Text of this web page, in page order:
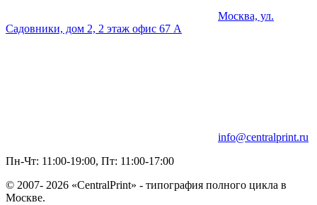
Москва, ул.
Садовники, дом 2, 2 этаж офис 67 А
info@centralprint.ru
Пн-Чт: 11:00-19:00, Пт: 11:00-17:00
© 2007- 2026 «CentralPrint» - типография полного цикла в
Москве.